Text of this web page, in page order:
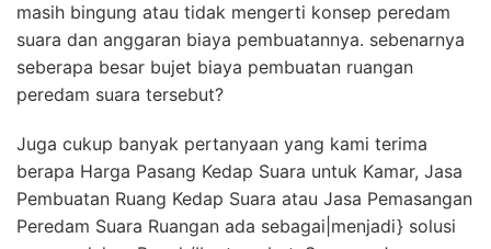
masih bingung atau tidak mengerti konsep peredam
suara dan anggaran biaya pembuatannya. sebenarnya
seberapa besar bujet biaya pembuatan ruangan
peredam suara tersebut?
Juga cukup banyak pertanyaan yang kami terima
berapa Harga Pasang Kedap Suara untuk Kamar, Jasa
Pembuatan Ruang Kedap Suara atau Jasa Pemasangan
Peredam Suara Ruangan ada sebagai|menjadi} solusi